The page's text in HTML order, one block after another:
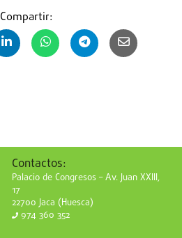
Compartir:
Contactos:
Palacio de Congresos – Av. Juan XXIII,
17
22700 Jaca (Huesca)
974 360 352